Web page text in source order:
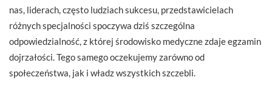
nas, liderach, często ludziach sukcesu, przedstawicielach
różnych specjalności spoczywa dziś szczególna
odpowiedzialność, z której środowisko medyczne zdaje egzamin
dojrzałości. Tego samego oczekujemy zarówno od
społeczeństwa, jak i władz wszystkich szczebli.